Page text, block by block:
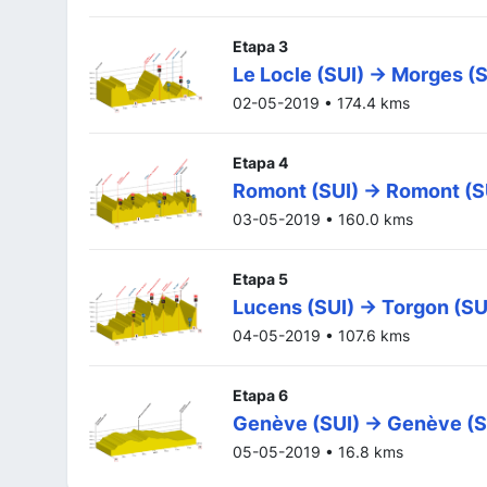
Etapa 3
Le Locle (SUI) -> Morges
02-05-2019 • 174.4 kms
Etapa 4
Romont (SUI) -> Romont
03-05-2019 • 160.0 kms
Etapa 5
Lucens (SUI) -> Torgon
04-05-2019 • 107.6 kms
Etapa 6
Genève (SUI) -> Genève
05-05-2019 • 16.8 kms